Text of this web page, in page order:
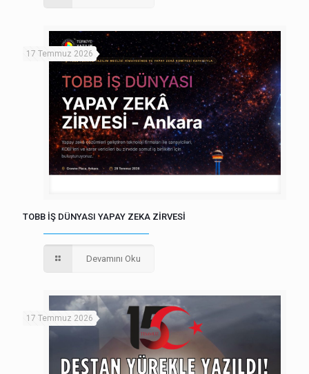
17 Temmuz 2026
TOBB İŞ DÜNYASI YAPAY ZEKA ZİRVESİ
Devamını Oku
17 Temmuz 2026